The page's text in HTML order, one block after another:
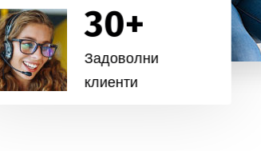
30+
Задоволни
клиенти